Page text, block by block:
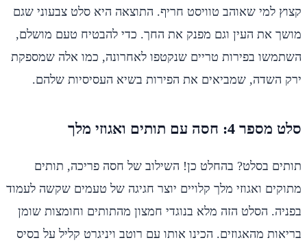
קצוץ למי שאוהב טוויסט חריף. התוצאה היא סלט צבעוני שגם
מושך את העין וגם מפנק את החך. כדי להבטיח טעם מושלם,
השתמשו בפירות טריים שנקטפו לאחרונה, כמו אלה שמספקת
ירק השדה, שמביאים את הפירות בשיא העסיסיות שלהם.
סלט מספר 4: חסה עם תותים ואגוזי מלך
תותים בסלט? בהחלט כן! השילוב של חסה פריכה, תותים
מתוקים ואגוזי מלך קלויים יוצר חגיגה של טעמים שקשה לעמוד
בפניה. הסלט הזה מלא בנוגדי חמצון מהתותים וחומצות שומן
בריאות מהאגוזים. הכינו אותו עם רוטב ויניגרט קליל על בסיס